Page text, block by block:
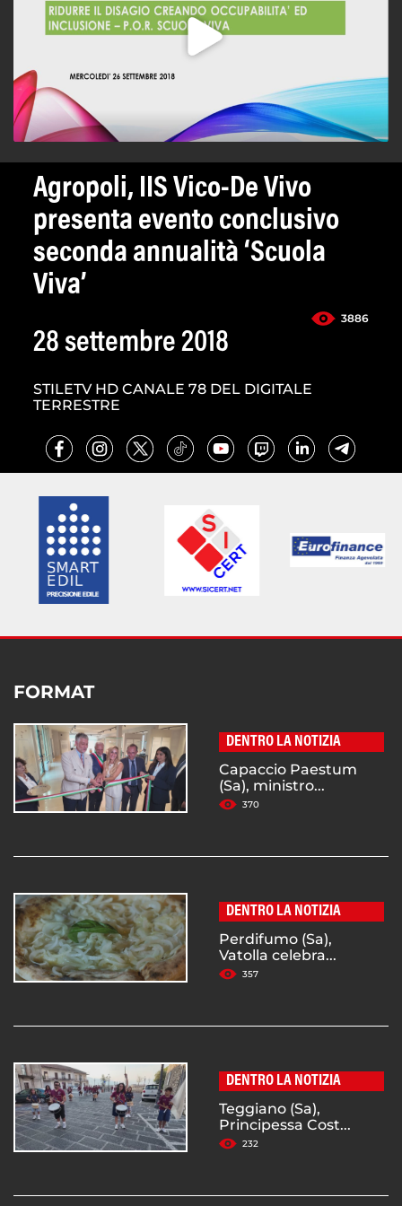
Agropoli, IIS Vico-De Vivo
presenta evento conclusivo
seconda annualità ‘Scuola
Viva’
3886
28 settembre 2018
STILETV HD CANALE 78 DEL DIGITALE
TERRESTRE
FORMAT
DENTRO LA NOTIZIA
Capaccio Paestum
(Sa), ministro...
370
DENTRO LA NOTIZIA
Perdifumo (Sa),
Vatolla celebra...
357
DENTRO LA NOTIZIA
Teggiano (Sa),
Principessa Cost...
232